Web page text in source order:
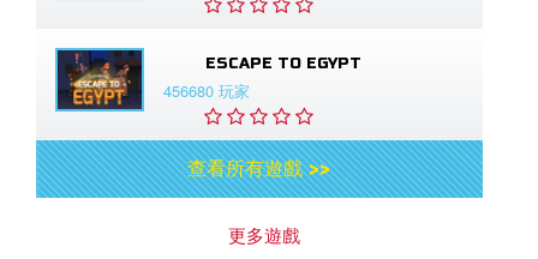
ESCAPE TO EGYPT
456680 玩家
查看所有遊戲 >>
更多遊戲